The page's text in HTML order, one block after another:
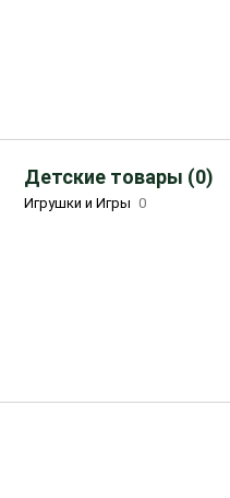
Детские товары (0)
Игрушки и Игры 0